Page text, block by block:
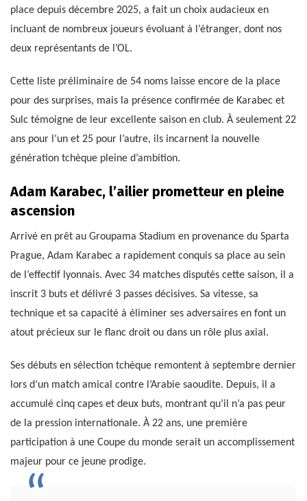
place depuis décembre 2025, a fait un choix audacieux en
incluant de nombreux joueurs évoluant à l’étranger, dont nos
deux représentants de l’OL.
Cette liste préliminaire de 54 noms laisse encore de la place
pour des surprises, mais la présence confirmée de Karabec et
Sulc témoigne de leur excellente saison en club. À seulement 22
ans pour l’un et 25 pour l’autre, ils incarnent la nouvelle
génération tchèque pleine d’ambition.
Adam Karabec, l’ailier prometteur en pleine
ascension
Arrivé en prêt au Groupama Stadium en provenance du Sparta
Prague, Adam Karabec a rapidement conquis sa place au sein
de l’effectif lyonnais. Avec 34 matches disputés cette saison, il a
inscrit 3 buts et délivré 3 passes décisives. Sa vitesse, sa
technique et sa capacité à éliminer ses adversaires en font un
atout précieux sur le flanc droit ou dans un rôle plus axial.
Ses débuts en sélection tchèque remontent à septembre dernier
lors d’un match amical contre l’Arabie saoudite. Depuis, il a
accumulé cinq capes et deux buts, montrant qu’il n’a pas peur
de la pression internationale. À 22 ans, une première
participation à une Coupe du monde serait un accomplissement
majeur pour ce jeune prodige.